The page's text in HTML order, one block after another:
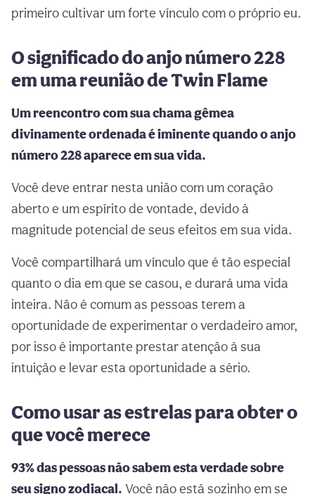
primeiro cultivar um forte vínculo com o próprio eu.
O significado do anjo número 228
em uma reunião de Twin Flame
Um reencontro com sua chama gêmea
divinamente ordenada é iminente quando o anjo
número 228 aparece em sua vida.
Você deve entrar nesta união com um coração
aberto e um espírito de vontade, devido à
magnitude potencial de seus efeitos em sua vida.
Você compartilhará um vínculo que é tão especial
quanto o dia em que se casou, e durará uma vida
inteira. Não é comum as pessoas terem a
oportunidade de experimentar o verdadeiro amor,
por isso é importante prestar atenção à sua
intuição e levar esta oportunidade a sério.
Como usar as estrelas para obter o
que você merece
93% das pessoas não sabem esta verdade sobre
seu signo zodiacal. Você não está sozinho em se